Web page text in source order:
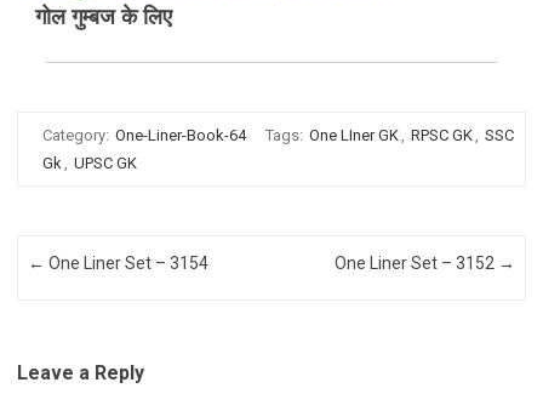
गोल गुम्बज के लिए
Category: One-Liner-Book-64 Tags: One LIner GK, RPSC GK, SSC
Gk, UPSC GK
Post navigation
← One Liner Set – 3154 One Liner Set – 3152 →
Leave a Reply